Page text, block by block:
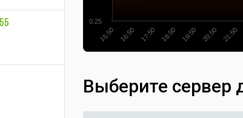
15:50 16:50 17:50 18:50 19:50 20:50 21:50
0.25
Выберите сервер